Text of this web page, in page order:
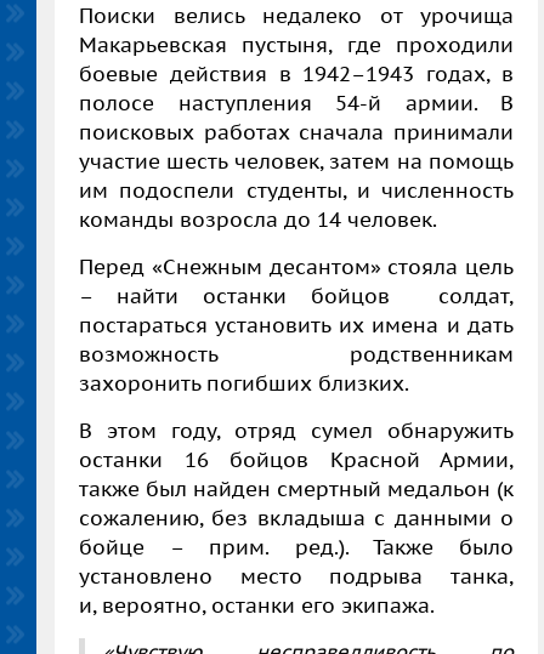
Поиски велись недалеко от урочища
Макарьевская пустыня, где проходили
боевые действия в 1942–1943 годах, в
полосе наступления 54-й армии. В
поисковых работах сначала принимали
участие шесть человек, затем на помощь
им подоспели студенты, и численность
команды возросла до 14 человек.
Перед «Снежным десантом» стояла цель
– найти останки бойцов солдат,
постараться установить их имена и дать
возможность родственникам
захоронить погибших близких.
В этом году, отряд сумел обнаружить
останки 16 бойцов Красной Армии,
также был найден смертный медальон (к
сожалению, без вкладыша с данными о
бойце – прим. ред.). Также было
установлено место подрыва танка,
и, вероятно, останки его экипажа.